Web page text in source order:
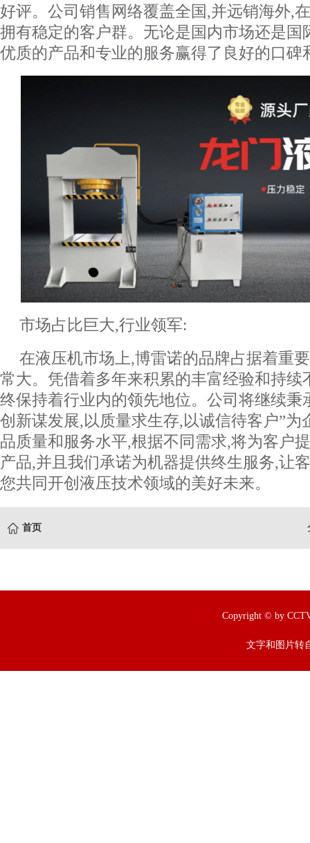
好评。公司销售网络覆盖全国,并远销海外,
拥有稳定的客户群。无论是国内市场还是国
优质的产品和专业的服务赢得了良好的口碑
市场占比巨大,行业领军:
在液压机市场上,博雷诺的品牌占据着重
常大。凭借着多年来积累的丰富经验和持续
终保持着行业内的领先地位。公司将继续秉
创新谋发展,以质量求生存,以诚信待客户”为
品质量和服务水平,根据不同需求,将为客户
产品,并且我们承诺为机器提供终生服务,让
您共同开创液压技术领域的美好未来。
首页
Copyright © by
文字和图片转